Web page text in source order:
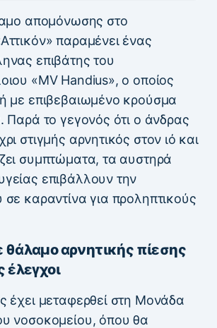
απομόνωσης στο
παραμένει ένας
επιβάτης του
«MV Handius», ο οποίος
με επιβεβαιωμένο κρούσμα
. Παρά το γεγονός ότι ο άνδρας
στιγμής αρνητικός στον ιό και
συμπτώματα, τα αυστηρά
επιβάλλουν την
καραντίνα για προληπτικούς
θάλαμο αρνητικής πίεσης
έλεγχοι
έχει μεταφερθεί στη Μονάδα
νοσοκομείου, όπου θα